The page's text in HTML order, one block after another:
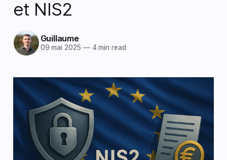
et NIS2
Guillaume
09 mai 2025 —4 min read